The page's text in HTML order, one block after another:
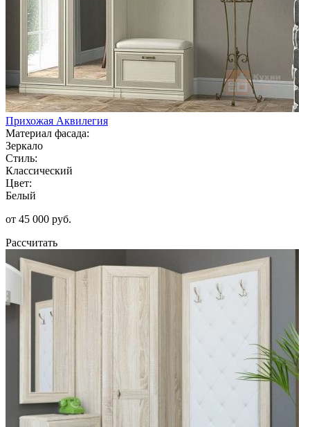
Прихожая Аквилегия
Материал фасада:
Зеркало
Стиль:
Классический
Цвет:
Белый
от 45 000 руб.
Рассчитать